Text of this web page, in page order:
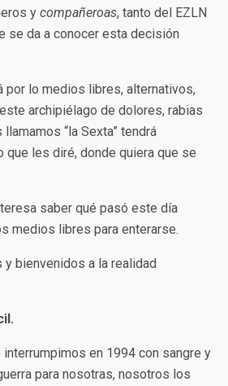
y compañeroas, tanto del EZLN
se da a conocer esta decisión
por lo medios libres, alternativos,
archipiélago de dolores, rabias
“la Sexta” tendrá
les diré, donde quiera que se
saber qué pasó este día
medios libres para enterarse.
y bienvenidos a la realidad
en 1994 con sangre y
para nosotras, nosotros los